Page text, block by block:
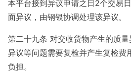
本平台接到异议申请之日2个交易
面异议，由钢银协调处理该异议。
第二十九条 对交收货物产生的质
异议等问题需要复检并产生复检费
负担。